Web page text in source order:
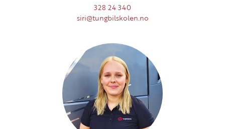
328 24 340
siri@tungbilskolen.no